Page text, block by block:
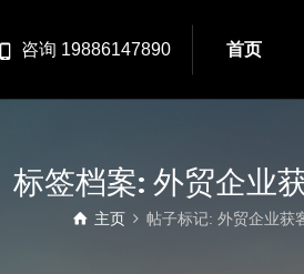
咨询 19886147890 首页
标签档案: 外贸企业
主页 帖子标记: 外贸企业获